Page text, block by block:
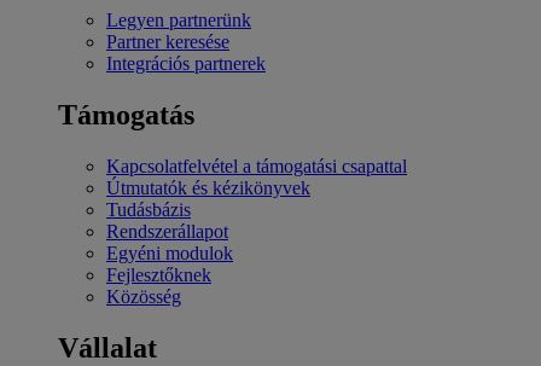
Legyen partnerünk
Partner keresése
Integrációs partnerek
Támogatás
Kapcsolatfelvétel a támogatási csapattal
Útmutatók és kézikönyvek
Tudásbázis
Rendszerállapot
Egyéni modulok
Fejlesztőknek
Közösség
Vállalat